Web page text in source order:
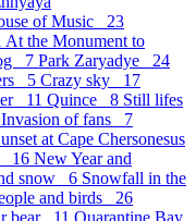
of Music 23
At the Monument to
7 Park Zaryadye 24
5 Crazy sky 17
11 Quince 8 Still lifes
Invasion of fans 7
at Cape Chersonesus
16 New Year and
snow 6 Snowfall in the
and birds 26
bear 11 Quarantine Bay